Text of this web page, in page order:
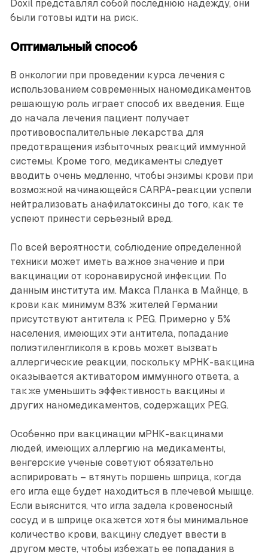
Doxil представлял собой последнюю надежду, они
были готовы идти на риск.
Оптимальный способ
В онкологии при проведении курса лечения с
использованием современных наномедикаментов
решающую роль играет способ их введения. Еще
до начала лечения пациент получает
противовоспалительные лекарства для
предотвращения избыточных реакций иммунной
системы. Кроме того, медикаменты следует
вводить очень медленно, чтобы энзимы крови при
возможной начинающейся CARPA-реакции успели
нейтрализовать анафилатоксины до того, как те
успеют принести серьезный вред.
По всей вероятности, соблюдение определенной
техники может иметь важное значение и при
вакцинации от коронавирусной инфекции. По
данным института им. Макса Планка в Майнце, в
крови как минимум 83% жителей Германии
присутствуют антитела к PEG. Примерно у 5%
населения, имеющих эти антитела, попадание
полиэтиленгликоля в кровь может вызвать
аллергические реакции, поскольку мРНК-вакцина
оказывается активатором иммунного ответа, а
также уменьшить эффективность вакцины и
других наномедикаментов, содержащих PEG.
Особенно при вакцинации мРНК-вакцинами
людей, имеющих аллергию на медикаменты,
венгерские ученые советуют обязательно
аспирировать – втянуть поршень шприца, когда
его игла еще будет находиться в плечевой мышце.
Если выяснится, что игла задела кровеносный
сосуд и в шприце окажется хотя бы минимальное
количество крови, вакцину следует ввести в
другом месте, чтобы избежать ее попадания в